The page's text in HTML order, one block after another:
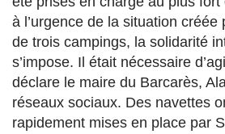
à l’urgence de la situation créée
de trois campings, la solidarité
s’impose. Il était nécessaire
déclare le maire du Barcarès,
réseaux sociaux. Des navettes
rapidement mises en place par